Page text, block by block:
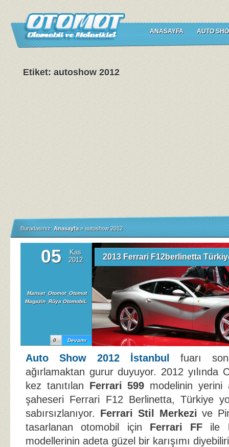
ANASAYFA AUTO
Etiket: autoshow 2012
Buradasınız: Anasayfa » autoshow 2012
05
Kas
2012
Manset, Otomot, Otomot
Magazin, Rüya OtomobiL
Devamı
0
2013 Ferrari F12berlinetta
Auto Show 2012 İstanbul
fuarı son
ağırlamaktan gurur duyuyor. 2012 yılında
kez tanıtılan Ferrari 599 modelinin yerini
şaheseri Ferrari F12 Berlinetta, Türkiye
sabırsızlanıyor. Ferrari Stil Merkezi ve
tasarlanan otomobil için Ferrari FF ile
modellerinin adeta güzel bir karışımı